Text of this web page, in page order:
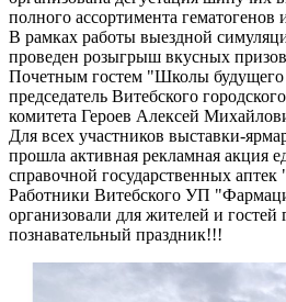
полного ассортимента
В рамках работы выездной
проведен розыгрыш вкусных
Почетным гостем "Школы будущего
председатель Витебского
комитета Героев Алексей
Для всех участников выставки-
прошла активная рекламная акция
справочной государственных
Работники Витебского УП
организовали для жителей и гостей
познавательный праздник!!!